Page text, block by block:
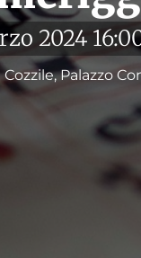
2024
Cozzile, Palazzo